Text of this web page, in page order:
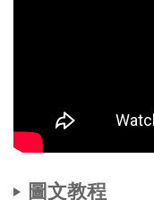
圖文教程